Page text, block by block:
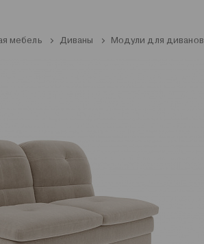
мебель Диваны Модули для диванов